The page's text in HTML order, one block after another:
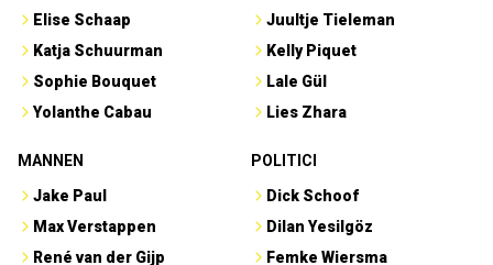
Elise Schaap
Katja Schuurman
Sophie Bouquet
Yolanthe Cabau
Juultje Tieleman
Kelly Piquet
Lale Gül
Lies Zhara
MANNEN
Jake Paul
Max Verstappen
René van der Gijp
POLITICI
Dick Schoof
Dilan Yesilgöz
Femke Wiersma